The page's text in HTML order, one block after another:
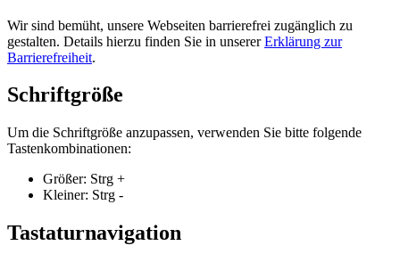
Wir sind bemüht, unsere Webseiten barrierefrei zugänglich zu
gestalten. Details hierzu finden Sie in unsererErklärung zur
Barrierefreiheit.
Schriftgröße
Um die Schriftgröße anzupassen, verwenden Sie bitte folgende
Tastenkombinationen:
Größer: Strg +
Kleiner: Strg -
Tastaturnavigation